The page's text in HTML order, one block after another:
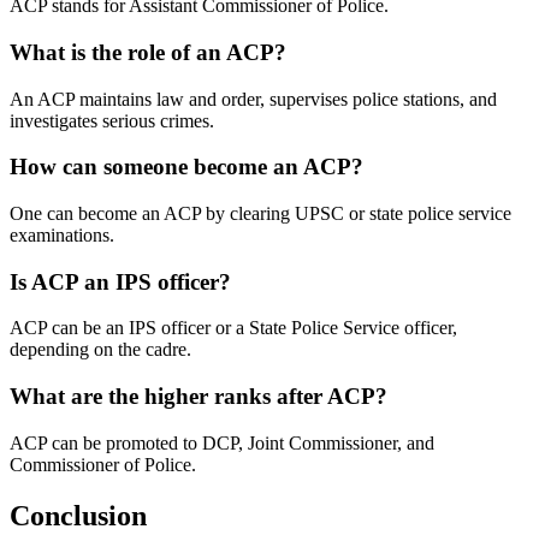
ACP stands for Assistant Commissioner of Police.
What is the role of an ACP?
An ACP maintains law and order, supervises police stations, and
investigates serious crimes.
How can someone become an ACP?
One can become an ACP by clearing UPSC or state police service
examinations.
Is ACP an IPS officer?
ACP can be an IPS officer or a State Police Service officer,
depending on the cadre.
What are the higher ranks after ACP?
ACP can be promoted to DCP, Joint Commissioner, and
Commissioner of Police.
Conclusion